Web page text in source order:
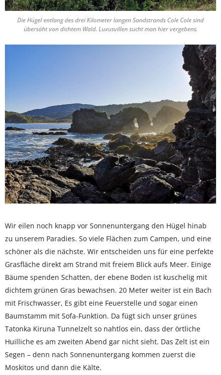
Die Hügel entlang des drei Kilometer langen Sandstrands Cole Cole sind
übersäht von dichtem Wald. Luxusvillen sucht man hier vergebens.
Wir eilen noch knapp vor Sonnenuntergang den Hügel hinab
zu unserem Paradies. So viele Flächen zum Campen, und eine
schöner als die nächste. Wir entscheiden uns für eine perfekte
Grasfläche direkt am Strand mit freiem Blick aufs Meer. Einige
Bäume spenden Schatten, der ebene Boden ist kuschelig mit
dichtem grünen Gras bewachsen. 20 Meter weiter ist ein Bach
mit Frischwasser, Es gibt eine Feuerstelle und sogar einen
Baumstamm mit Sofa-Funktion. Da fügt sich unser grünes
Tatonka Kiruna Tunnelzelt so nahtlos ein, dass der örtliche
Huilliche es am zweiten Abend gar nicht sieht. Das Zelt ist ein
Segen – denn nach Sonnenuntergang kommen zuerst die
Moskitos und dann die Kälte.